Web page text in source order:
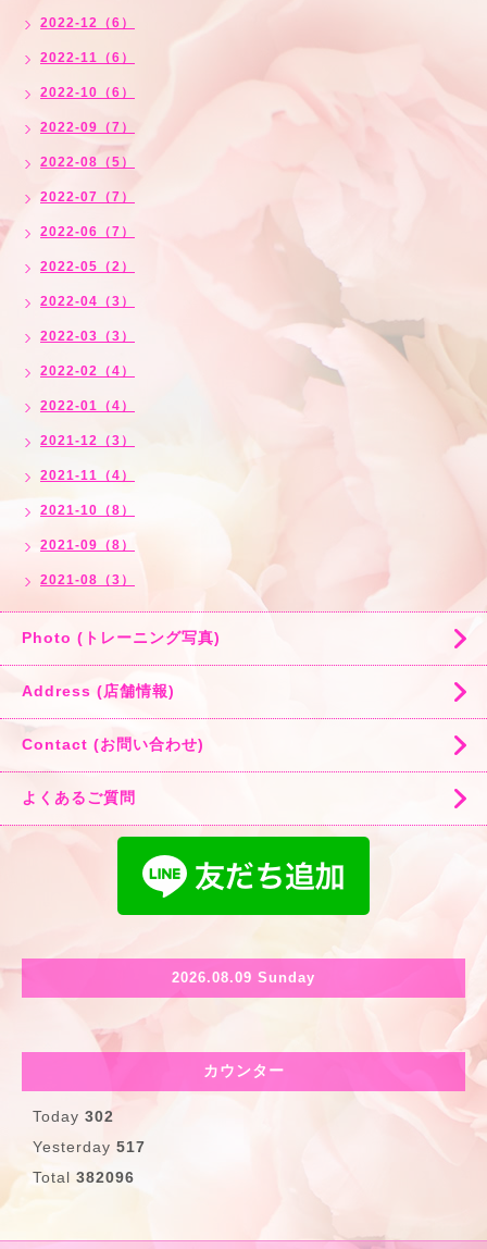
2022-12（6）
2022-11（6）
2022-10（6）
2022-09（7）
2022-08（5）
2022-07（7）
2022-06（7）
2022-05（2）
2022-04（3）
2022-03（3）
2022-02（4）
2022-01（4）
2021-12（3）
2021-11（4）
2021-10（8）
2021-09（8）
2021-08（3）
Photo (トレーニング写真)
Address (店舗情報)
Contact (お問い合わせ)
よくあるご質問
2026.08.09 Sunday
カウンター
Today 302
Yesterday 517
Total 382096